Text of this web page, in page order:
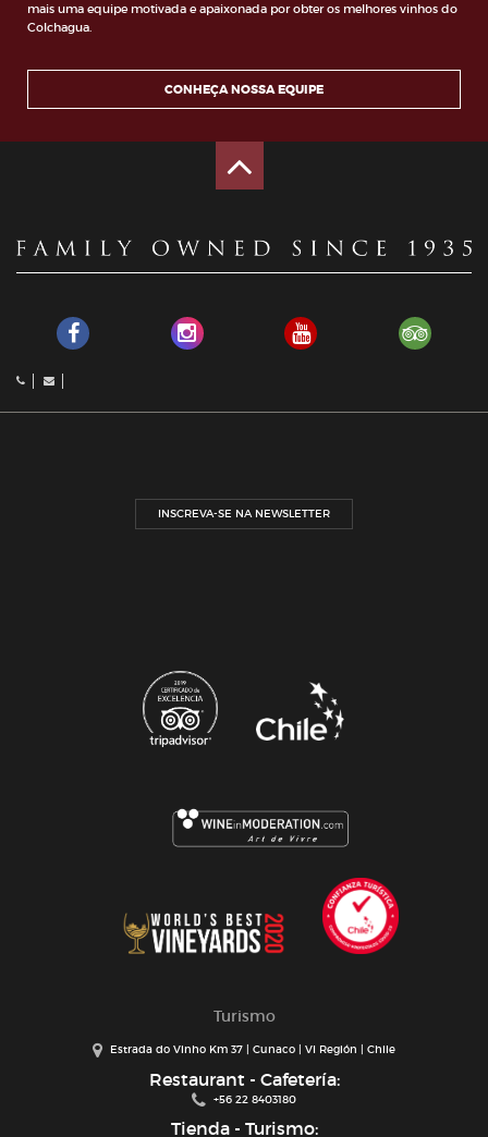
mais uma equipe motivada e apaixonada por obter os melhores vinhos do
Colchagua.
CONHEÇA NOSSA EQUIPE
INSCREVA-SE NA NEWSLETTER
Turismo
Estrada do Vinho Km 37 | Cunaco | VI Región | Chile
Restaurant - Cafetería:
+56 22 8403180
Tienda - Turismo: